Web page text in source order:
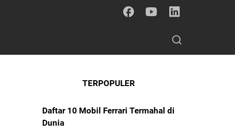
TERPOPULER
Daftar 10 Mobil Ferrari Termahal di
Dunia